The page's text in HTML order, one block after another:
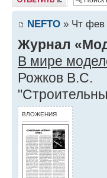
NEFTO » Чт фев
Журнал
В мире
Рожков В.С.
ВЛОЖЕНИЯ